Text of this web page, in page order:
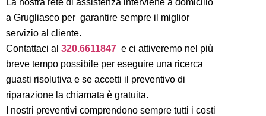
a Grugliasco per garantire sempre il miglior
servizio al cliente.
Contattaci al 320.6611847 e ci attiveremo nel più
breve tempo possibile per eseguire una ricerca
guasti risolutiva e se accetti il preventivo di
riparazione la chiamata è gratuita.
I nostri preventivi comprendono sempre tutti i costi